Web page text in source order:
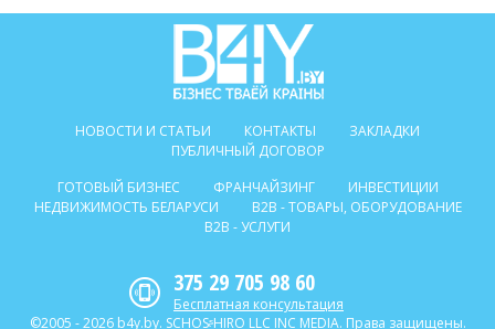
НОВОСТИ И СТАТЬИ КОНТАКТЫ
ЗАКЛАДКИ
ПУБЛИЧНЫЙ ДОГОВОР
ГОТОВЫЙ БИЗНЕС
ФРАНЧАЙЗИНГ
ИНВЕСТИЦИИ
НЕДВИЖИМОСТЬ БЕЛАРУСИ
B2B - ТОВАРЫ, ОБОРУДОВАНИЕ
B2B - УСЛУГИ
375 29 705 98 60
Бесплатная консультация
©2005 - 2026 b4y.by. SCHOSᶳHIRO LLC INC MEDIA. Права защищены.